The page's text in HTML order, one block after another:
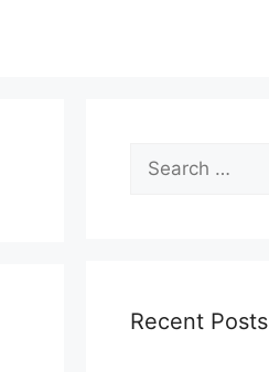
Search
for:
Recent Posts